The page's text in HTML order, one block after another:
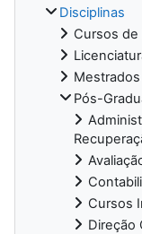
Disciplinas
Cursos de
Pós-
Cursos
Direção